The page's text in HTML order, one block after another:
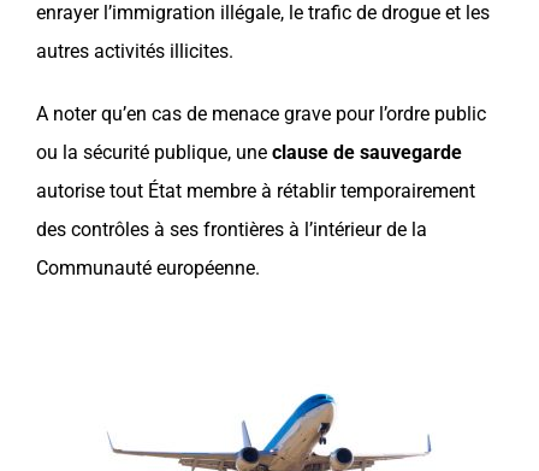
enrayer l’immigration illégale, le trafic de drogue et les
autres activités illicites.
A noter qu’en cas de menace grave pour l’ordre public
ou la sécurité publique, une clause de sauvegarde
autorise tout État membre à rétablir temporairement
des contrôles à ses frontières à l’intérieur de la
Communauté européenne.